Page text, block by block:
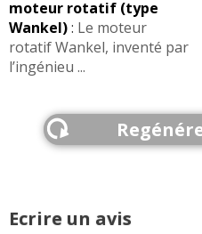
moteur rotatif (type
Wankel): Le moteur
rotatif Wankel, inventé par
l’ingénieu ...
Ecrire un avis